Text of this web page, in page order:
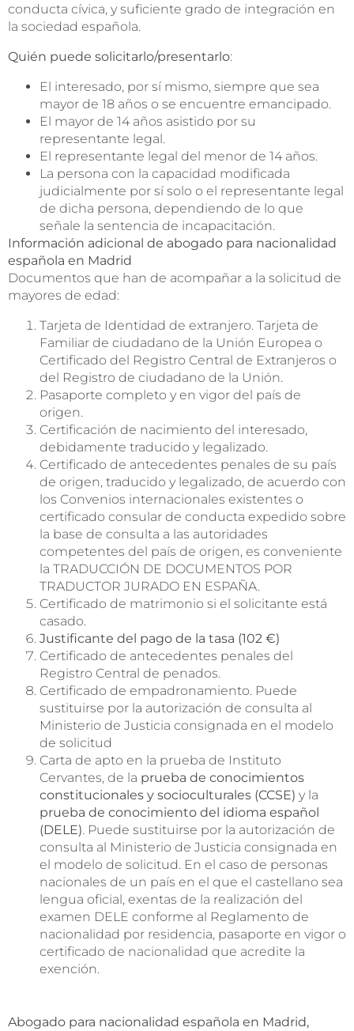
conducta cívica, y suficiente grado de integración en
la sociedad española.
Quién puede solicitarlo/presentarlo:
El interesado, por sí mismo, siempre que sea
mayor de 18 años o se encuentre emancipado.
El mayor de 14 años asistido por su
representante legal.
El representante legal del menor de 14 años.
La persona con la capacidad modificada
judicialmente por sí solo o el representante legal
de dicha persona, dependiendo de lo que
señale la sentencia de incapacitación.
Información adicional de abogado para nacionalidad
española en Madrid
Documentos que han de acompañar a la solicitud de
mayores de edad:
Tarjeta de Identidad de extranjero. Tarjeta de
Familiar de ciudadano de la Unión Europea o
Certificado del Registro Central de Extranjeros o
del Registro de ciudadano de la Unión.
Pasaporte completo y en vigor del país de
origen.
Certificación de nacimiento del interesado,
debidamente traducido y legalizado.
Certificado de antecedentes penales de su país
de origen, traducido y legalizado, de acuerdo con
los Convenios internacionales existentes o
certificado consular de conducta expedido sobre
la base de consulta a las autoridades
competentes del país de origen, es conveniente
la TRADUCCIÓN DE DOCUMENTOS POR
TRADUCTOR JURADO EN ESPAÑA.
Certificado de matrimonio si el solicitante está
casado.
Justificante del pago de la tasa (102 €)
Certificado de antecedentes penales del
Registro Central de penados.
Certificado de empadronamiento. Puede
sustituirse por la autorización de consulta al
Ministerio de Justicia consignada en el modelo
de solicitud
Carta de apto en la prueba de Instituto
Cervantes, de la prueba de conocimientos
constitucionales y socioculturales (CCSE) y la
prueba de conocimiento del idioma español
(DELE). Puede sustituirse por la autorización de
consulta al Ministerio de Justicia consignada en
el modelo de solicitud. En el caso de personas
nacionales de un país en el que el castellano sea
lengua oficial, exentas de la realización del
examen DELE conforme al Reglamento de
nacionalidad por residencia, pasaporte en vigor o
certificado de nacionalidad que acredite la
exención.
Abogado para nacionalidad española en Madrid,